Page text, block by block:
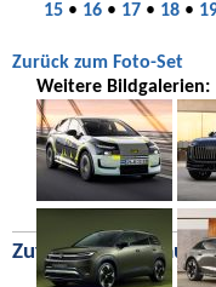
15• 16• 17• 18•
Zurück zum Foto-Set
Weitere Bildgalerien:
Zufällige Bilder aus